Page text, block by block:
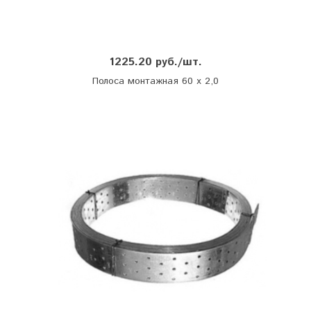
1225.20 руб./шт.
Полоса монтажная 60 х 2,0